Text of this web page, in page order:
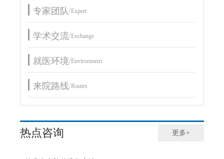
专家团队/Expert
学术交流/Exchange
就医环境/Environment
来院路线/Routes
热点咨询 更多+